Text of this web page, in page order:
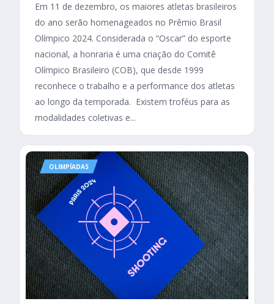
Em 11 de dezembro, os maiores atletas brasileiros
do ano serão homenageados no Prêmio Brasil
Olímpico 2024. Considerada o “Oscar” do esporte
nacional, a honraria é uma criação do Comitê
Olímpico Brasileiro (COB), que desde 1999
reconhece o trabalho e a performance dos atletas
ao longo da temporada. Existem troféus para as
modalidades coletivas e...
OLIMPÍADAS